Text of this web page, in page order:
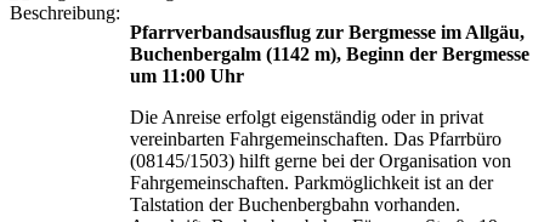
Beschreibung:
Pfarrverbandsausflug zur Bergmesse im Allgäu,
Buchenbergalm (1142 m), Beginn der Bergmesse
um 11:00 Uhr
Die Anreise erfolgt eigenständig oder in privat
vereinbarten Fahrgemeinschaften. Das Pfarrbüro
(08145/1503) hilft gerne bei der Organisation von
Fahrgemeinschaften. Parkmöglichkeit ist an der
Talstation der Buchenbergbahn vorhanden.